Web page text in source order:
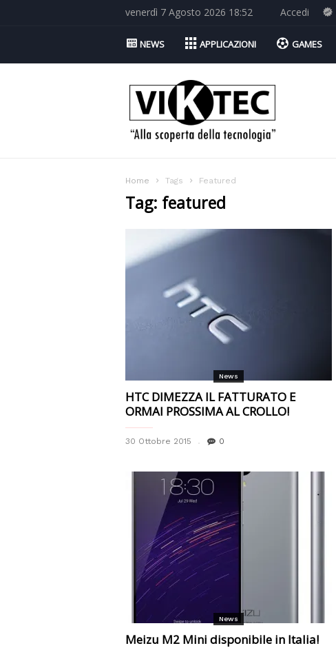
venerdì 7 Agosto 2026 18:52 Accedi
NEWS APPLICAZIONI GAMES
Viktec.net
Home Tags Featured
Tag: featured
News
HTC DIMEZZA IL FATTURATO E
ORMAI PROSSIMA AL CROLLO!
30 Ottobre 2015 0
News
Meizu M2 Mini disponibile in Italia!